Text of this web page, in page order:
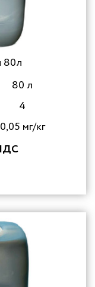
80л
80 л
4
0,05 мг/кг